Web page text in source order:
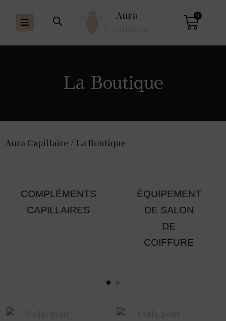
0
La Boutique
Aura Capillaire / La Boutique
COMPLÉMENTS
CAPILLAIRES
ÉQUIPEMENT
DE SALON
DE
COIFFURE